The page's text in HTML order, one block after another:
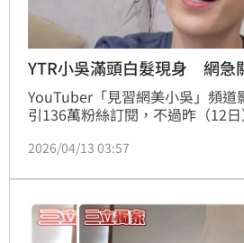
YTR小吳滿頭白髮現身 網急
YouTuber「見習網美小吳」頻道
引136萬粉絲訂閱，不過昨（12
不過網友卻歪樓關注起小吳的髮色
2026/04/13 03:57